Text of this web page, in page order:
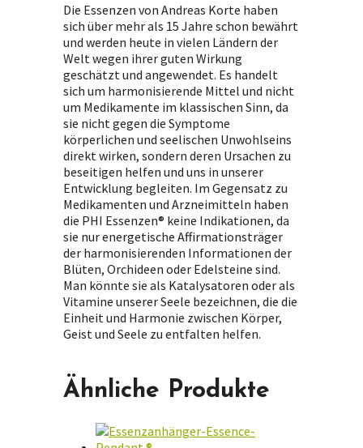
Die Essenzen von Andreas Korte haben
sich über mehr als 15 Jahre schon bewährt
und werden heute in vielen Ländern der
Welt wegen ihrer guten Wirkung
geschätzt und angewendet. Es handelt
sich um harmonisierende Mittel und nicht
um Medikamente im klassischen Sinn, da
sie nicht gegen die Symptome
körperlichen und seelischen Unwohlseins
direkt wirken, sondern deren Ursachen zu
beseitigen helfen und uns in unserer
Entwicklung begleiten. Im Gegensatz zu
Medikamenten und Arzneimitteln haben
die PHI Essenzen® keine Indikationen, da
sie nur energetische Affirmationsträger
der harmonisierenden Informationen der
Blüten, Orchideen oder Edelsteine sind.
Man könnte sie als Katalysatoren oder als
Vitamine unserer Seele bezeichnen, die die
Einheit und Harmonie zwischen Körper,
Geist und Seele zu entfalten helfen.
Ähnliche Produkte